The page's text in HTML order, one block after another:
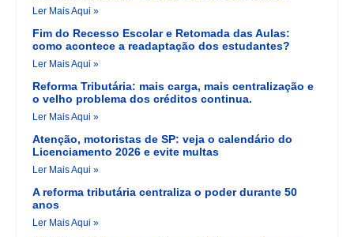
Ler Mais Aqui »
Fim do Recesso Escolar e Retomada das Aulas:
como acontece a readaptação dos estudantes?
Ler Mais Aqui »
Reforma Tributária: mais carga, mais centralização e
o velho problema dos créditos continua.
Ler Mais Aqui »
Atenção, motoristas de SP: veja o calendário do
Licenciamento 2026 e evite multas
Ler Mais Aqui »
A reforma tributária centraliza o poder durante 50
anos
Ler Mais Aqui »